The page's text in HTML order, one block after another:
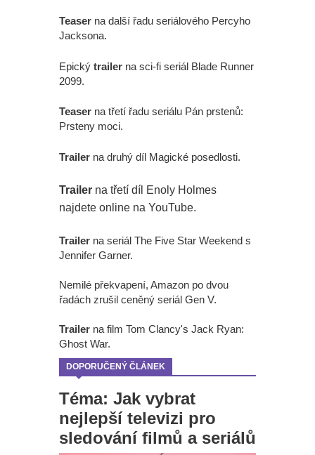
Teaser na další řadu seriálového Percyho
Jacksona.
Epický trailer na sci-fi seriál Blade Runner
2099.
Teaser na třetí řadu seriálu Pán prstenů:
Prsteny moci.
Trailer na druhý díl Magické posedlosti.
Trailer na třetí díl Enoly Holmes
najdete online na YouTube.
Trailer na seriál The Five Star Weekend s
Jennifer Garner.
Nemilé překvapení, Amazon po dvou
řadách zrušil ceněný seriál Gen V.
Trailer na film Tom Clancy's Jack Ryan:
Ghost War.
DOPORUČENÝ ČLÁNEK
Téma: Jak vybrat
nejlepší televizi pro
sledování filmů a seriálů